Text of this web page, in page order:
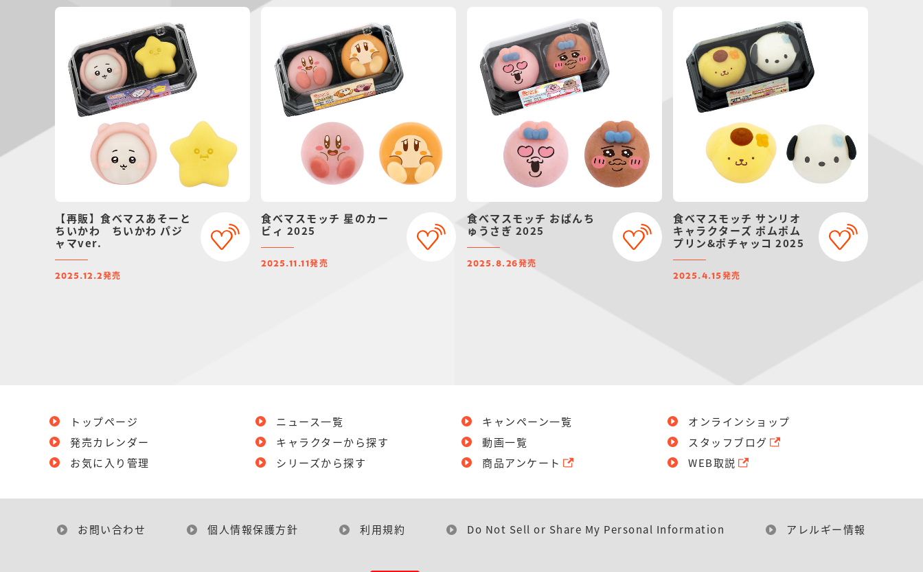
【再販】食べマスあそーと
ちいかわ ちいかわ パジ
ャマver.
2025.12.2発売
食べマスモッチ 星のカー
ビィ 2025
2025.11.11発売
食べマスモッチ おぱんち
ゅうさぎ 2025
2025.8.26発売
食べマスモッチ サンリオ
キャラクターズ ポムポム
プリン&ポチャッコ 2025
2025.4.15 発売
トップページ
発売カレンダー
お気に入り管理
ニュース一覧
キャラクターから探す
シリーズから探す
キャンペーン一覧
動画一覧
商品アンケート
オンラインショップ
スタッフブログ
WEB取説
お問い合わせ 個人情報保護方針 利用規約 Do Not Sell or Share My Personal Information アレルギー情報